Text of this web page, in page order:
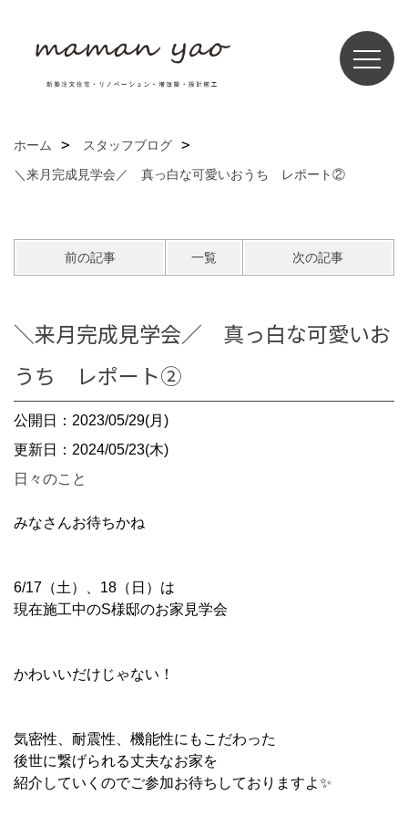
ホーム
スタッフブログ
＼来月完成見学会／ 真っ白な可愛いおうち レポート②
前の記事 一覧 次の記事
＼来月完成見学会／ 真っ白な可愛いお
うち レポート②
公開日：2023/05/29(月)
更新日：2024/05/23(木)
日々のこと
みなさんお待ちかね
6/17（土）、18（日）は
現在施工中のS様邸のお家見学会
かわいいだけじゃない！
気密性、耐震性、機能性にもこだわった
後世に繋げられる丈夫なお家を
紹介していくのでご参加お待ちしておりますよ✨